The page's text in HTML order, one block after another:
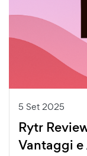
5 Set 2025
Rytr
Vantaggi